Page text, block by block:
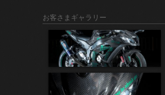
お客さまギャラリー